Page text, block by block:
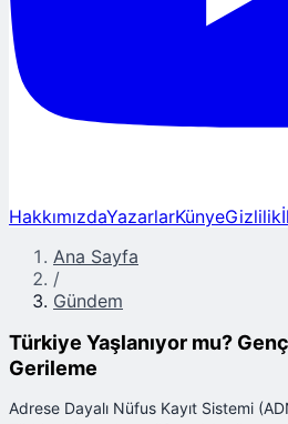
HakkımızdaYazarlarKünyeGizlilik
Ana Sayfa
/
Gündem
Türkiye Yaşlanıyor mu?
Gerileme
Adrese Dayalı Nüfus Kayıt Sistemi